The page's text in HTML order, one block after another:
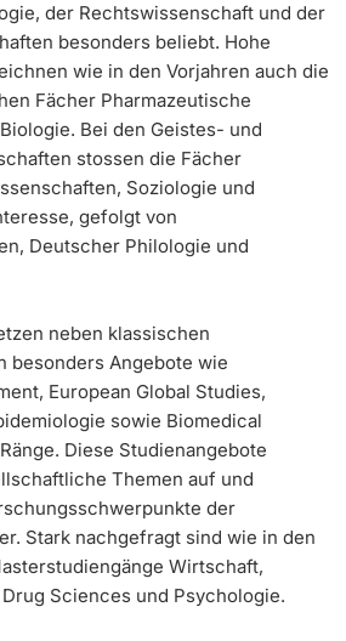
der Rechtswissenschaft und der
besonders beliebt. Hohe
wie in den Vorjahren auch die
Fächer Pharmazeutische
Bei den Geistes- und
stossen die Fächer
Soziologie und
gefolgt von
Deutscher Philologie und
neben klassischen
besonders Angebote wie
European Global Studies,
sowie Biomedical
Diese Studienangebote
Themen auf und
der
Stark nachgefragt sind wie in den
Wirtschaft,
Sciences und Psychologie.